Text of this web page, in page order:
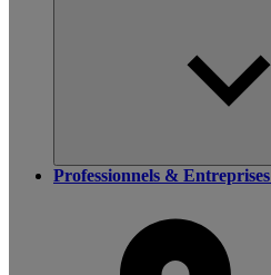
Professionnels & Entreprises